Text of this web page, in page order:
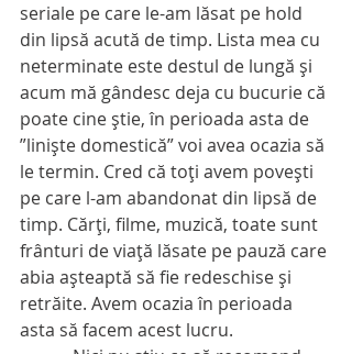
seriale pe care le-am lăsat pe hold
din lipsă acută de timp. Lista mea cu
neterminate este destul de lungă şi
acum mă gândesc deja cu bucurie că
poate cine ştie, în perioada asta de
”linişte domestică” voi avea ocazia să
le termin. Cred că toţi avem poveşti
pe care l-am abandonat din lipsă de
timp. Cărţi, filme, muzică, toate sunt
frânturi de viaţă lăsate pe pauză care
abia aşteaptă să fie redeschise şi
retrăite. Avem ocazia în perioada
asta să facem acest lucru.